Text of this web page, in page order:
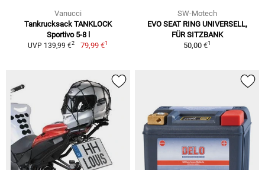
Vanucci
Tankrucksack TANKLOCK
Sportivo 5-8 l
UVP 139,99 €2 79,99 €1
SW-Motech
EVO SEAT RING UNIVERSELL,
FÜR SITZBANK
50,00 €1